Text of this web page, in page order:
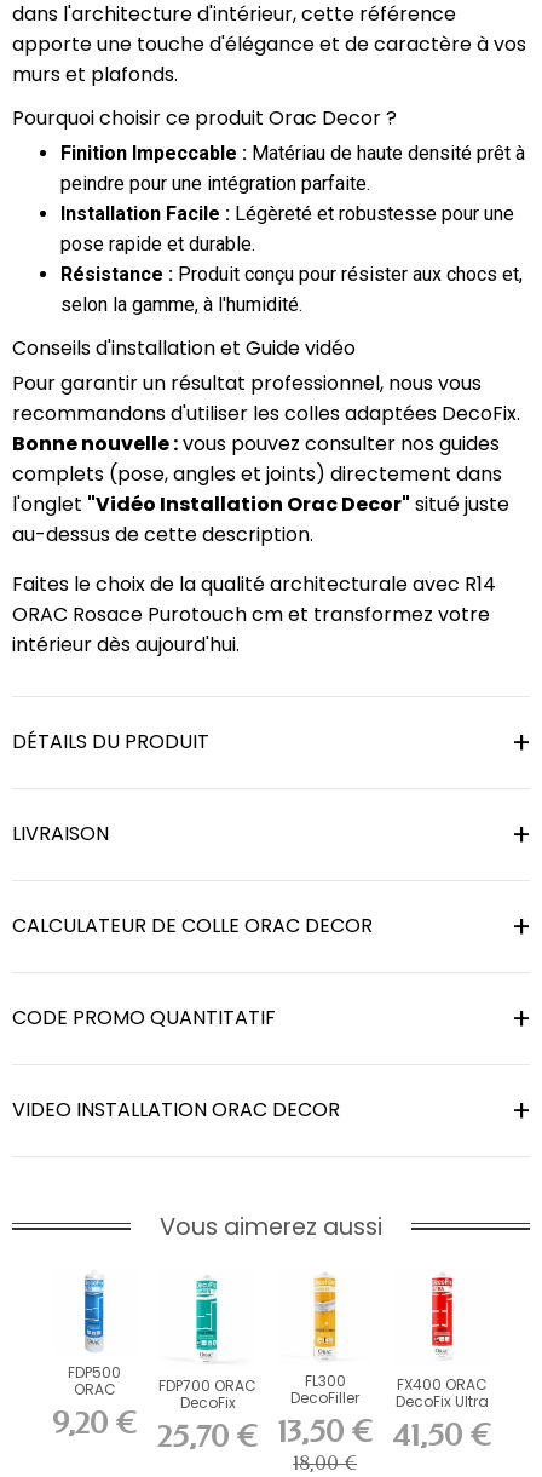
dans l'architecture d'intérieur, cette référence
apporte une touche d'élégance et de caractère à vos
murs et plafonds.
Pourquoi choisir ce produit Orac Decor ?
Finition Impeccable : Matériau de haute densité prêt à
peindre pour une intégration parfaite.
Installation Facile : Légèreté et robustesse pour une
pose rapide et durable.
Résistance : Produit conçu pour résister aux chocs et,
selon la gamme, à l'humidité.
Conseils d'installation et Guide vidéo
Pour garantir un résultat professionnel, nous vous
recommandons d'utiliser les colles adaptées DecoFix.
Bonne nouvelle :vous pouvez consulter nos guides
complets (pose, angles et joints) directement dans
l'onglet "Vidéo Installation Orac Decor" situé juste
au-dessus de cette description.
Faites le choix de la qualité architecturale avec R14
ORAC Rosace Purotouch cm et transformez votre
intérieur dès aujourd'hui.
DÉTAILS DU PRODUIT
LIVRAISON
CALCULATEUR DE COLLE ORAC DECOR
CODE PROMO QUANTITATIF
VIDEO INSTALLATION ORAC DECOR
Vous aimerez aussi
FDP500
ORAC
DecoFix Pro
310 ml
9,20 €
FDP700 ORAC
DecoFix
Power 290 ml
25,70 €
FL300
DecoFiller
13,50 €
18,00 €
FX400 ORAC
DecoFix Ultra
270 ml
41,50 €